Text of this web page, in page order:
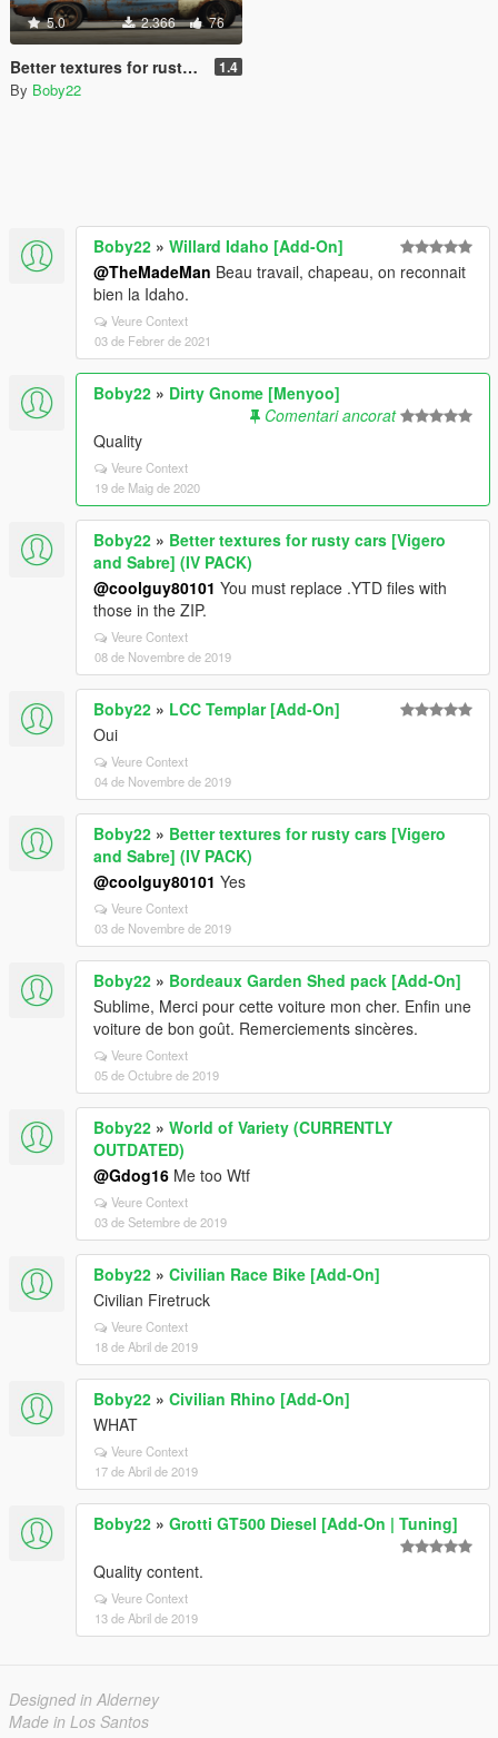
5.0 2.366 76
Better textures for rusty cars [Vigero and Sabre] (IV PACK) 1.4
By Boby22
Boby22 » Willard Idaho [Add-On]
@TheMadeMan Beau travail, chapeau, on reconnait
bien la Idaho.
Veure Context
03 de Febrer de 2021
Boby22 » Dirty Gnome [Menyoo]
Comentari ancorat
Quality
Veure Context
19 de Maig de 2020
Boby22 » Better textures for rusty cars [Vigero
and Sabre] (IV PACK)
@coolguy80101 You must replace .YTD files with
those in the ZIP.
Veure Context
08 de Novembre de 2019
Boby22 » LCC Templar [Add-On]
Oui
Veure Context
04 de Novembre de 2019
Boby22 » Better textures for rusty cars [Vigero
and Sabre] (IV PACK)
@coolguy80101 Yes
Veure Context
03 de Novembre de 2019
Boby22 » Bordeaux Garden Shed pack [Add-On]
Sublime, Merci pour cette voiture mon cher. Enfin une
voiture de bon goût. Remerciements sincères.
Veure Context
05 de Octubre de 2019
Boby22 » World of Variety (CURRENTLY
OUTDATED)
@Gdog16 Me too Wtf
Veure Context
03 de Setembre de 2019
Boby22 » Civilian Race Bike [Add-On]
Civilian Firetruck
Veure Context
18 de Abril de 2019
Boby22 » Civilian Rhino [Add-On]
WHAT
Veure Context
17 de Abril de 2019
Boby22 » Grotti GT500 Diesel [Add-On | Tuning]
Quality content.
Veure Context
13 de Abril de 2019
Designed in Alderney
Made in Los Santos